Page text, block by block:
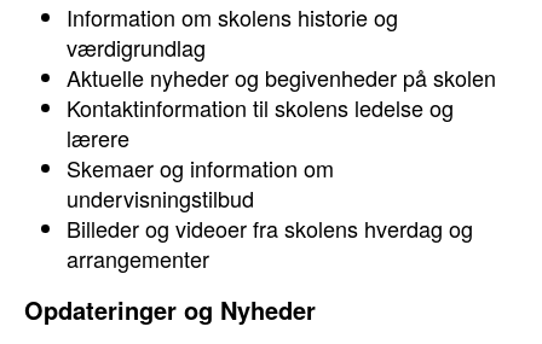
Information om skolens historie og
værdigrundlag
Aktuelle nyheder og begivenheder på skolen
Kontaktinformation til skolens ledelse og
lærere
Skemaer og information om
undervisningstilbud
Billeder og videoer fra skolens hverdag og
arrangementer
Opdateringer og Nyheder